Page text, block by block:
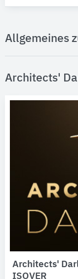
Allgemeines
Architects'
Architects'
ISOVER